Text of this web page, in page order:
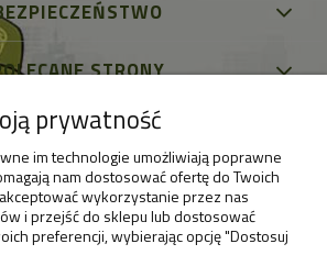
STRONY
prywatność
im technologie umożliwiają poprawne
nam dostosować ofertę do Twoich
wykorzystanie przez nas
i przejść do sklepu lub dostosować
preferencji, wybierając opcję "Dostosuj